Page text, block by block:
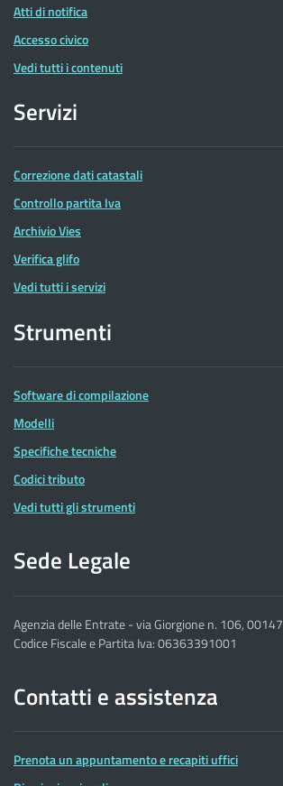
Atti di notifica
Accesso civico
Vedi tutti i contenuti
Servizi
Correzione dati catastali
Controllo partita Iva
Archivio Vies
Verifica glifo
Vedi tutti i servizi
Strumenti
Software di compilazione
Modelli
Specifiche tecniche
Codici tributo
Vedi tutti gli strumenti
Sede Legale
Agenzia delle Entrate - via Giorgione n. 106,
Codice Fiscale e Partita Iva: 06363391001
Contatti e assistenza
Prenota un appuntamento e recapiti uffici